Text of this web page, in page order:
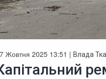
Жовтня 2025 13:51 | Влада